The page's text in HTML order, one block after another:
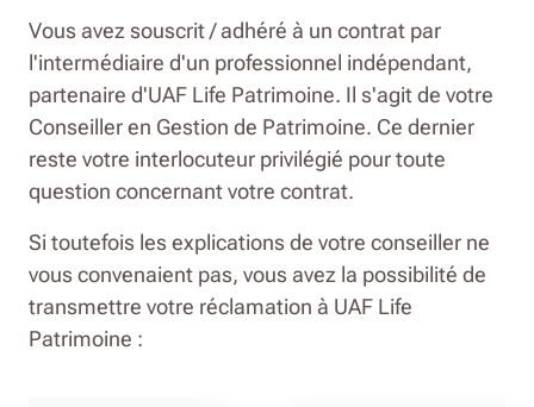
Vous avez souscrit / adhéré à un contrat par
l'intermédiaire d'un professionnel indépendant,
partenaire d'UAF Life Patrimoine. Il s'agit de votre
Conseiller en Gestion de Patrimoine. Ce dernier
reste votre interlocuteur privilégié pour toute
question concernant votre contrat.
Si toutefois les explications de votre conseiller ne
vous convenaient pas, vous avez la possibilité de
transmettre votre réclamation à UAF Life
Patrimoine :